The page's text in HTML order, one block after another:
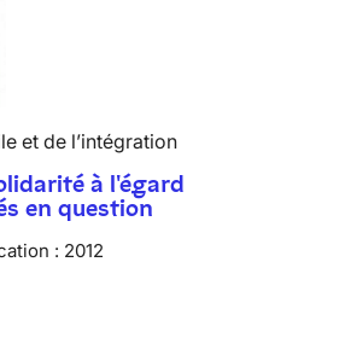
et de l’intégration
à l'égard
en question
: 2012